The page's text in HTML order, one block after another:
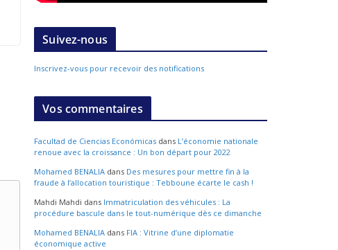
Suivez-nous
Inscrivez-vous pour recevoir des notifications
Vos commentaires
Facultad de Ciencias Económicas dans L’économie nationale
renoue avec la croissance : Un bon départ pour 2022
Mohamed BENALIA dans Des mesures pour mettre fin à la
fraude à l’allocation touristique : Tebboune écarte le cash !
Mahdi Mahdi dans Immatriculation des véhicules : La
procédure bascule dans le tout-numérique dès ce dimanche
Mohamed BENALIA dans FIA : Vitrine d’une diplomatie
économique active